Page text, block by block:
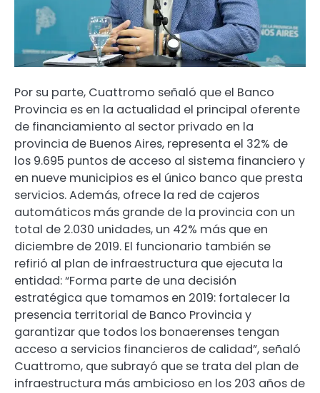
Por su parte, Cuattromo señaló que el Banco
Provincia es en la actualidad el principal oferente
de financiamiento al sector privado en la
provincia de Buenos Aires, representa el 32% de
los 9.695 puntos de acceso al sistema financiero y
en nueve municipios es el único banco que presta
servicios. Además, ofrece la red de cajeros
automáticos más grande de la provincia con un
total de 2.030 unidades, un 42% más que en
diciembre de 2019. El funcionario también se
refirió al plan de infraestructura que ejecuta la
entidad: “Forma parte de una decisión
estratégica que tomamos en 2019: fortalecer la
presencia territorial de Banco Provincia y
garantizar que todos los bonaerenses tengan
acceso a servicios financieros de calidad”, señaló
Cuattromo, que subrayó que se trata del plan de
infraestructura más ambicioso en los 203 años de